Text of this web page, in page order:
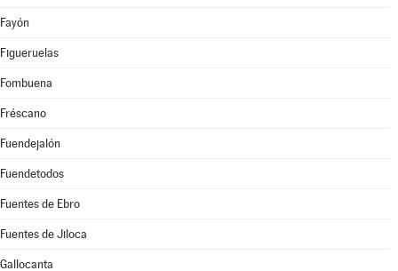
Fayón
Figueruelas
Fombuena
Fréscano
Fuendejalón
Fuendetodos
Fuentes de Ebro
Fuentes de Jiloca
Gallocanta